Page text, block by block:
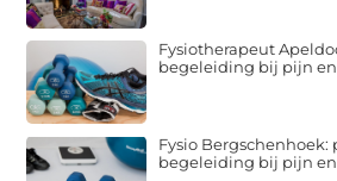
Fysiotherapeut
begeleiding bij pijn
Fysio Bergschenhoek:
begeleiding bij pijn